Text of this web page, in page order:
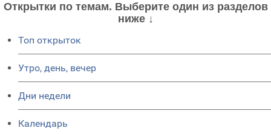
Открытки по темам. Выберите один из разделов
ниже ↓
Топ открыток
Утро, день, вечер
Дни недели
Календарь